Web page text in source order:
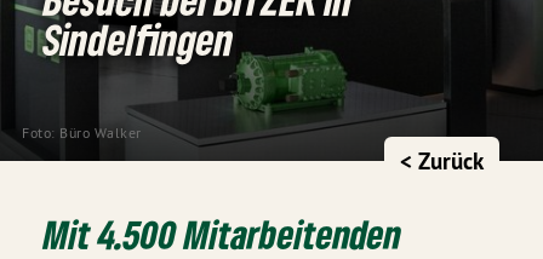
Foto: Büro Walker
Sindelfingen
< Zurück
Mit 4.500 Mitarbeitenden